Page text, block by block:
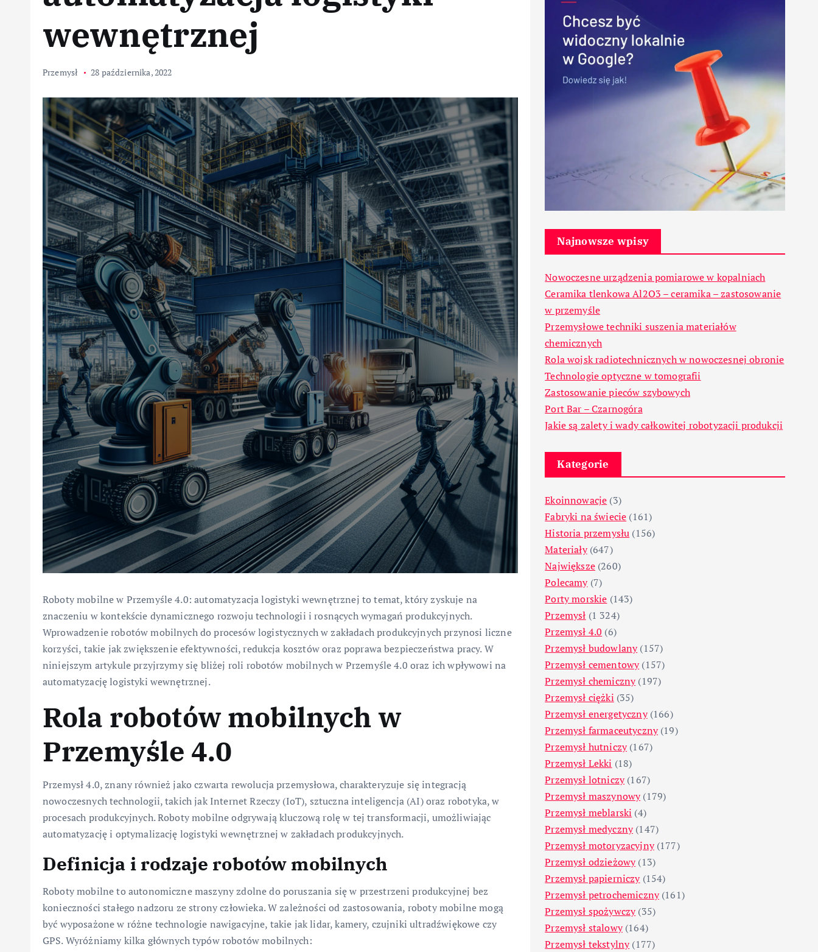
wewnętrznej
Przemysł 28 października, 2022
Roboty mobilne w Przemyśle 4.0: automatyzacja logistyki wewnętrznej to temat, który zyskuje na
znaczeniu w kontekście dynamicznego rozwoju technologii i rosnących wymagań produkcyjnych.
Wprowadzenie robotów mobilnych do procesów logistycznych w zakładach produkcyjnych przynosi liczne
korzyści, takie jak zwiększenie efektywności, redukcja kosztów oraz poprawa bezpieczeństwa pracy. W
niniejszym artykule przyjrzymy się bliżej roli robotów mobilnych w Przemyśle 4.0 oraz ich wpływowi na
automatyzację logistyki wewnętrznej.
Rola robotów mobilnych w
Przemyśle 4.0
Przemysł 4.0, znany również jako czwarta rewolucja przemysłowa, charakteryzuje się integracją
nowoczesnych technologii, takich jak Internet Rzeczy (IoT), sztuczna inteligencja (AI) oraz robotyka, w
procesach produkcyjnych. Roboty mobilne odgrywają kluczową rolę w tej transformacji, umożliwiając
automatyzację i optymalizację logistyki wewnętrznej w zakładach produkcyjnych.
Definicja i rodzaje robotów mobilnych
Roboty mobilne to autonomiczne maszyny zdolne do poruszania się w przestrzeni produkcyjnej bez
konieczności stałego nadzoru ze strony człowieka. W zależności od zastosowania, roboty mobilne mogą
być wyposażone w różne technologie nawigacyjne, takie jak lidar, kamery, czujniki ultradźwiękowe czy
GPS. Wyróżniamy kilka głównych typów robotów mobilnych:
Najnowsze wpisy
Nowoczesne urządzenia pomiarowe w kopalniach
Ceramika tlenkowa Al2O3 – ceramika – zastosowanie
w przemyśle
Przemysłowe techniki suszenia materiałów
chemicznych
Rola wojsk radiotechnicznych w nowoczesnej obronie
Technologie optyczne w tomografii
Zastosowanie pieców szybowych
Port Bar – Czarnogóra
Jakie są zalety i wady całkowitej robotyzacji produkcji
Kategorie
Ekoinnowacje (3)
Fabryki na świecie (161)
Historia przemysłu (156)
Materiały(647)
Największe(260)
Polecamy(7)
Porty morskie (143)
Przemysł (1 324)
Przemysł 4.0 (6)
Przemysł budowlany(157)
Przemysł cementowy(157)
Przemysł chemiczny(197)
Przemysł ciężki (35)
Przemysł energetyczny(166)
Przemysł farmaceutyczny(19)
Przemysł hutniczy(167)
Przemysł Lekki (18)
Przemysł lotniczy(167)
Przemysł maszynowy(179)
Przemysł meblarski (4)
Przemysł medyczny(147)
Przemysł motoryzacyjny(177)
Przemysł odzieżowy(13)
Przemysł papierniczy(154)
Przemysł petrochemiczny(161)
Przemysł spożywczy(35)
Przemysł stalowy(164)
Przemysł tekstylny(177)